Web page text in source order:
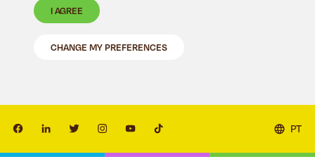
I AGREE
CHANGE MY PREFERENCES
PT